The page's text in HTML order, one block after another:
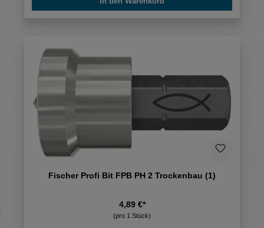
Fischer Profi Bit FPB PH 2 Trockenbau (1)
4,89 €*
(pro 1 Stück)